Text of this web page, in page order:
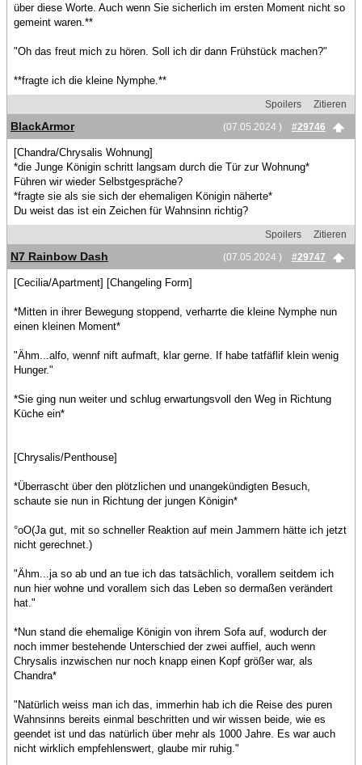
über diese Worte. Auch wenn Sie sicherlich im ersten Moment nicht so
gemeint waren.**
"Oh das freut mich zu hören. Soll ich dir dann Frühstück machen?"
**fragte ich die kleine Nymphe.**
Spoilers
Zitieren
(07.05.2024 )
#29746
BlackArmor
[Chandra/Chrysalis Wohnung]
*die Junge Königin schritt langsam durch die Tür zur Wohnung*
Führen wir wieder Selbstgespräche?
*fragte sie als sie sich der ehemaligen Königin näherte*
Du weist das ist ein Zeichen für Wahnsinn richtig?
Spoilers
Zitieren
(07.05.2024 )
#29747
N7 Rainbow Dash
[Cecilia/Apartment] [Changeling Form]
*Mitten in ihrer Bewegung stoppend, verharrte die kleine Nymphe nun
einen kleinen Moment*
"Ähm...alfo, wennf nift aufmaft, klar gerne. If habe tatfäflif klein wenig
Hunger."
*Sie ging nun weiter und schlug erwartungsvoll den Weg in Richtung
Küche ein*
[Chrysalis/Penthouse]
*Überrascht über den plötzlichen und unangekündigten Besuch,
schaute sie nun in Richtung der jungen Königin*
°oO(Ja gut, mit so schneller Reaktion auf mein Jammern hätte ich jetzt
nicht gerechnet.)
"Ähm...ja so ab und an tue ich das tatsächlich, vorallem seitdem ich
nun hier wohne und vorallem sich das Leben so dermaßen verändert
hat."
*Nun stand die ehemalige Königin von ihrem Sofa auf, wodurch der
noch immer bestehende Unterschied der zwei auffiel, auch wenn
Chrysalis inzwischen nur noch knapp einen Kopf größer war, als
Chandra*
"Natürlich weiss man ich das, immerhin hab ich die Reise des puren
Wahnsinns bereits einmal beschritten und wir wissen beide, wie es
geendet ist und das natürlich über mehr als 1000 Jahre. Es war auch
nicht wirklich empfehlenswert, glaube mir ruhig."